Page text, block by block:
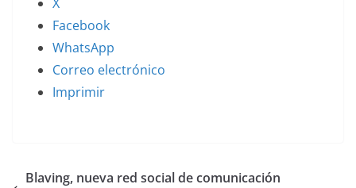
Facebook
WhatsApp
Correo electrónico
Imprimir
Blaving, nueva red social de comunicación